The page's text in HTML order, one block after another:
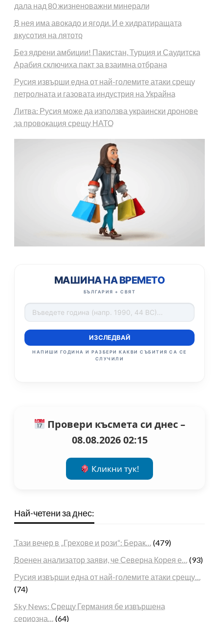
дала над 80 жизненоважни минерали
В нея има авокадо и ягоди. И е хидратиращата
вкусотия на лятото
Без ядрени амбиции! Пакистан, Турция и Саудитска
Арабия сключиха пакт за взаимна отбрана
Русия извърши една от най-големите атаки срещу
петролната и газовата индустрия на Украйна
Литва: Русия може да използва украински дронове
за провокация срещу НАТО
МАШИНА НА ВРЕМЕТО
БЪЛГАРИЯ + СВЯТ
ИЗСЛЕДВАЙ
НАПИШИ ГОДИНА И РАЗБЕРИ КАКВИ СЪБИТИЯ СА СЕ
СЛУЧИЛИ
Провери късмета си днес –
08.08.2026 02:15
Кликни тук!
Най-четени за днес:
Тази вечер в „Грехове и рози“: Берак… (479)
Военен анализатор заяви, че Северна Корея е… (93)
Русия извърши една от най-големите атаки срещу…
(74)
Sky News: Срещу Германия бе извършена
сериозна… (64)